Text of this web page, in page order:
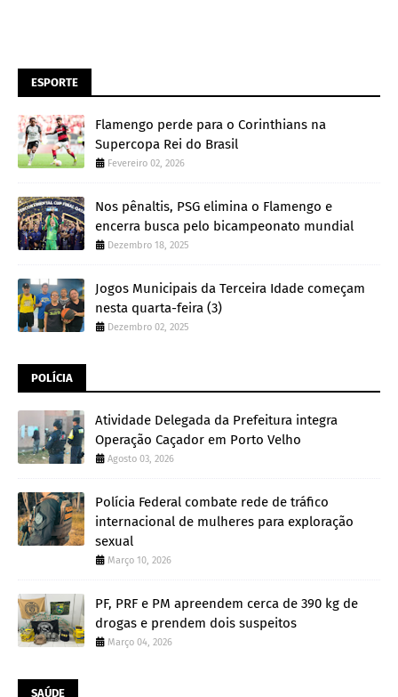
ESPORTE
Flamengo perde para o Corinthians na
Supercopa Rei do Brasil
Fevereiro 02, 2026
Nos pênaltis, PSG elimina o Flamengo e
encerra busca pelo bicampeonato mundial
Dezembro 18, 2025
Jogos Municipais da Terceira Idade começam
nesta quarta-feira (3)
Dezembro 02, 2025
POLÍCIA
Atividade Delegada da Prefeitura integra
Operação Caçador em Porto Velho
Agosto 03, 2026
Polícia Federal combate rede de tráfico
internacional de mulheres para exploração
sexual
Março 10, 2026
PF, PRF e PM apreendem cerca de 390 kg de
drogas e prendem dois suspeitos
Março 04, 2026
SAÚDE